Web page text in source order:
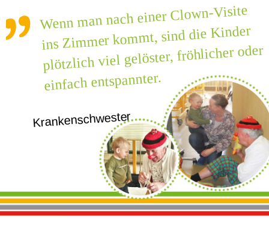
oder
Nach der ersten Diagnose
am Boden zerstört – Jojo hat
beigetragen, dass wir
fanden!
Mutter einer Patientin